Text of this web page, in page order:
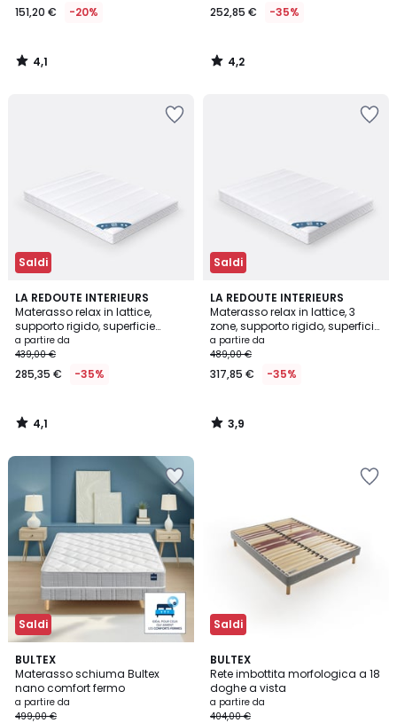
151,20 € -20%
4,1
/
252,85 € -35%
4,2
/
Saldi
LA REDOUTE INTERIEURS
Materasso relax in lattice,
supporto rigido, superficie
morbida
a partire da
439,00 €
285,35 € -35%
4,1
/ 5
4,1
/
Saldi
LA REDOUTE INTERIEURS
Materasso relax in lattice, 3
zone, supporto rigido, superficie
morbida
a partire da
489,00 €
317,85 € -35%
3,9
/ 5
3,9
/
Saldi
BULTEX
Materasso schiuma Bultex
nano comfort fermo
a partire da
499,00 €
4,7
/ 5
Saldi
BULTEX
Rete imbottita morfologica a 18
doghe a vista
a partire da
404,00 €